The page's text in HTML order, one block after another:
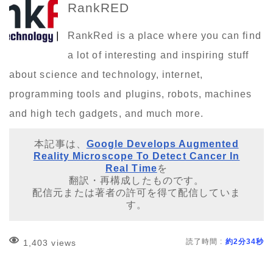
RankRED
RankRed is a place where you can find
a lot of interesting and inspiring stuff
about science and technology, internet,
programming tools and plugins, robots, machines
and high tech gadgets, and much more.
本記事は、 Google Develops Augmented
Reality Microscope To Detect Cancer In
Real Timeを
翻訳・再構成したものです。
配信元または著者の許可を得て配信していま
す。
1,403 views 読了時間 : 約2分34秒